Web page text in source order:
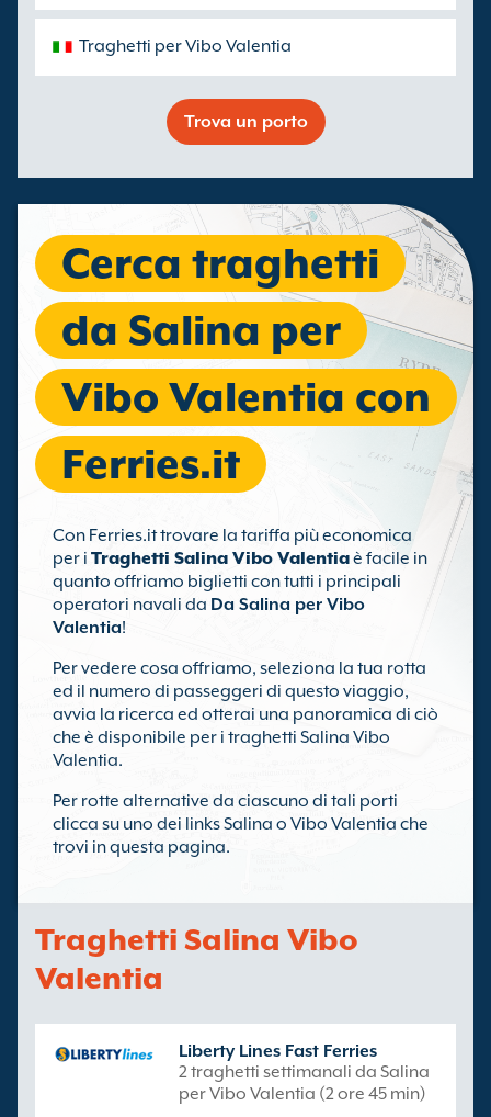
Traghetti per Vibo Valentia
Trova un porto
Cerca traghetti
da Salina per
Vibo Valentia con
Ferries.it
Con Ferries.it trovare la tariffa più economica
per i Traghetti Salina Vibo Valentiaè facile in
quanto offriamo biglietti con tutti i principali
operatori navali da Da Salina per Vibo
Valentia!
Per vedere cosa offriamo, seleziona la tua rotta
ed il numero di passeggeri di questo viaggio,
avvia la ricerca ed otterai una panoramica di ciò
che è disponibile per i traghetti Salina Vibo
Valentia.
Per rotte alternative da ciascuno di tali porti
clicca su uno dei links Salina o Vibo Valentia che
trovi in questa pagina.
Traghetti Salina Vibo
Valentia
Liberty Lines Fast Ferries
2 traghetti settimanali da Salina
per Vibo Valentia (2 ore 45 min)